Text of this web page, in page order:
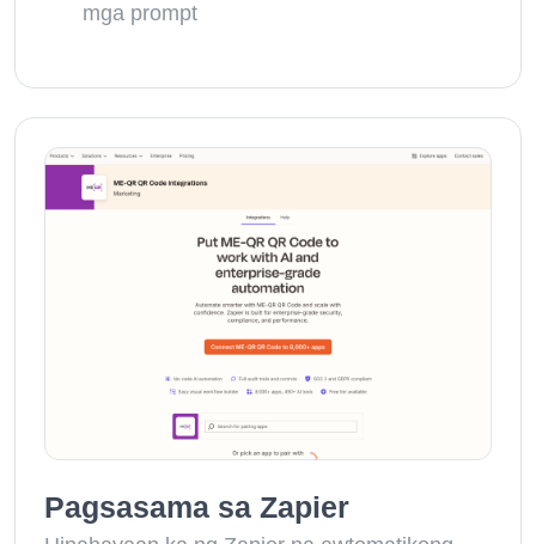
mga prompt
Pagsasama sa Zapier